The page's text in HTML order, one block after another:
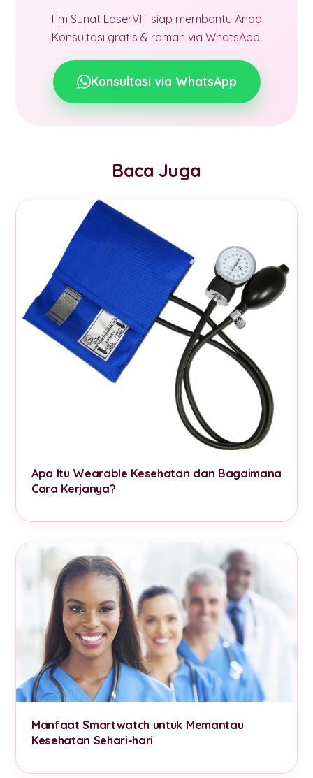
Tim Sunat LaserVIT siap membantu Anda.
Konsultasi gratis & ramah via WhatsApp.
Konsultasi via WhatsApp
Baca Juga
Apa Itu Wearable Kesehatan dan Bagaimana
Cara Kerjanya?
Manfaat Smartwatch untuk Memantau
Kesehatan Sehari-hari